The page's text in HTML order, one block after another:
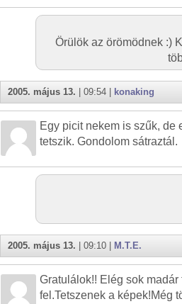
Örülök az örömödnek :)
2005. május 13. | 09:54 | konaking
Egy picit nekem is szűk, de
tetszik. Gondolom sátraztál.
2005. május 13. | 09:10 | M.T.E.
Gratulálok!! Elég sok
fel.Tetszenek a képek!Még